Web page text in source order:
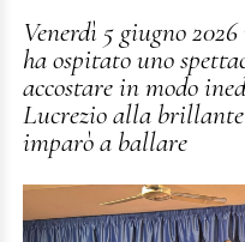
Venerdì 5 giugno
ha ospitato uno
accostare in modo
Lucrezio alla brillante
imparò a ballare